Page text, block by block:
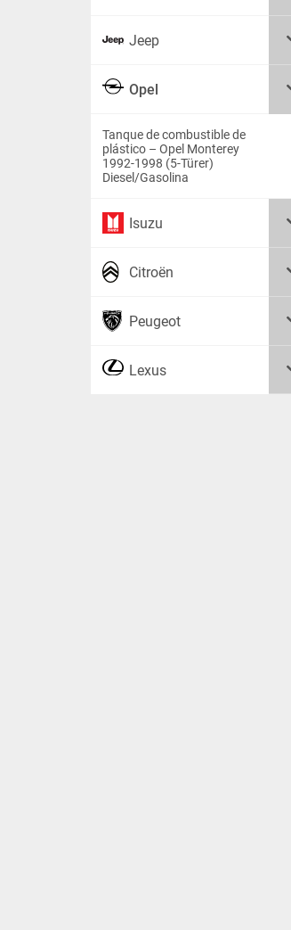
Jeep
Opel
Tanque de combustible de
plástico – Opel Monterey
1992-1998 (5-Türer)
Diesel/Gasolina
Isuzu
Citroën
Peugeot
Lexus